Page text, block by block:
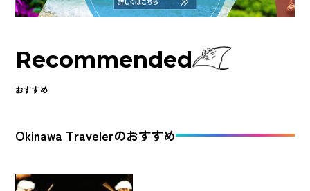
Recommended
おすすめ
Okinawa Travelerのおすすめ